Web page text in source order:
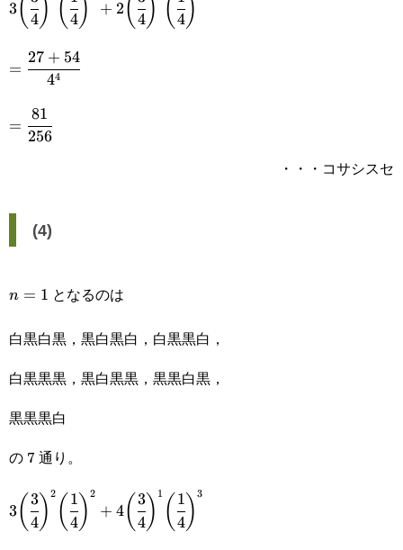
{4}\bigg)^2\bigg(\cfrac{1}
{4}\bigg)^2+2\bigg(\cfrac{3}
{4}\bigg)^1
3( 4 ) ( 4 ) + 2( 4 ) ( 4 )
=\cfrac{27+54}
=
44
27 + 54
=\cfrac{81}
{256}
=
256
81
・・・コサシスセ
(4)
n=1
n = 1 となるのは
白黒白黒，黒白黒白，白黒黒白，
白黒黒黒，黒白黒黒，黒黒白黒，
黒黒黒白
の 7 通り。
3\bigg(\cfrac{3}
{4}\bigg)^2\bigg(\cfrac{1}
3( 4
3 ) 2 ( 4
1 ) 2
+ 4( 4
3 ) 1 ( 4
1 ) 3